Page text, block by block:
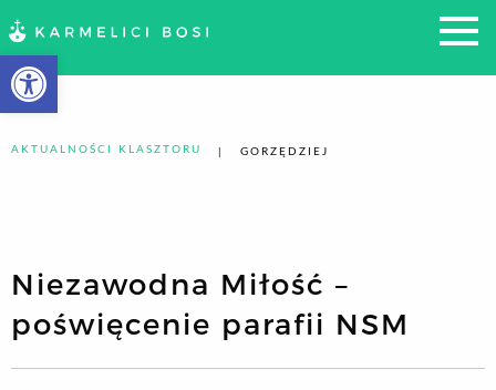
Otwórz pasek narzędzi
AKTUALNOŚCI KLASZTORU GORZĘDZIEJ
Niezawodna Miłość –
poświęcenie parafii NSM